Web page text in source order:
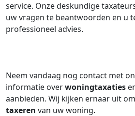
service. Onze deskundige
uw vragen te beantwoorden en u
professioneel advies.
Neem vandaag nog contact met
informatie overwoningtaxaties
aanbieden. Wij kijken ernaar uit
taxeren van uw woning.